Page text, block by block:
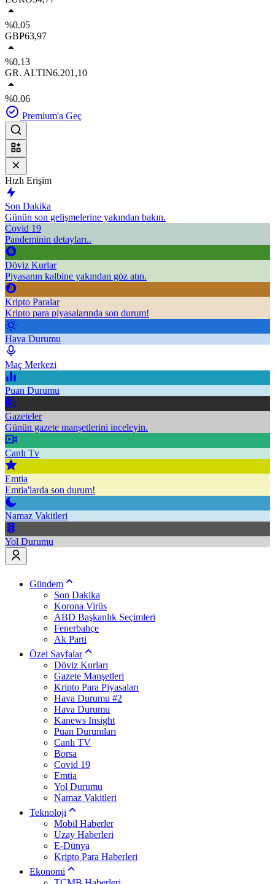
%0.05
GBP63,97
%0.13
GR. ALTIN6.201,10
%0.06
Premium'a Geç
Hızlı Erişim
Son Dakika
Günün son gelişmelerine yakından bakın.
Covid 19
Pandeminin detayları..
Döviz Kurlar
Piyasanın kalbine yakından göz atın.
Kripto Paralar
Kripto para piyasalarında son durum!
Hava Durumu
Maç Merkezi
Puan Durumu
Gazeteler
Günün gazete manşetlerini inceleyin.
Canlı Tv
Emtia
Emtia'larda son durum!
Namaz Vakitleri
Yol Durumu
Gündem
Son Dakika
Korona Virüs
ABD Başkanlık Seçimleri
Fenerbahçe
Ak Parti
Özel Sayfalar
Döviz Kurları
Gazete Manşetleri
Kripto Para Piyasaları
Hava Durumu #2
Hava Durumu
Kanews Insight
Puan Durumları
Canlı TV
Borsa
Covid 19
Emtia
Yol Durumu
Namaz Vakitleri
Teknoloji
Mobil Haberler
Uzay Haberleri
E-Dünya
Kripto Para Haberleri
Ekonomi